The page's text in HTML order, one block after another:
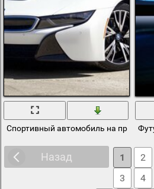
Спортивный автомобиль на причале
Назад 1
2
3
4